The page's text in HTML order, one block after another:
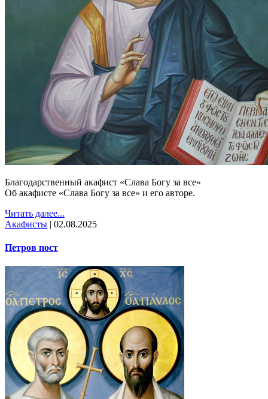
Благодарственный акафист «Слава Богу за все»
Об акафисте «Слава Богу за все» и его авторе.
Читать далее...
Акафисты | 02.08.2025
Петров пост